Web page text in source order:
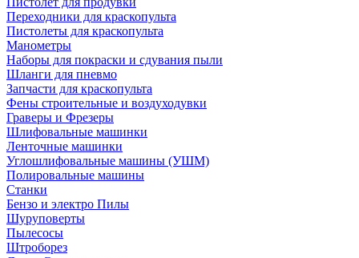
Переходники для краскопульта
Пистолеты для краскопульта
Манометры
Наборы для покраски и сдувания пыли
Шланги для пневмо
Запчасти для краскопульта
Фены строительные и воздуходувки
Граверы и Фрезеры
Шлифовальные машинки
Ленточные машинки
Углошлифовальные машины (УШМ)
Полировальные машины
Станки
Бензо и электро Пилы
Шуруповерты
Пылесосы
Штроборез